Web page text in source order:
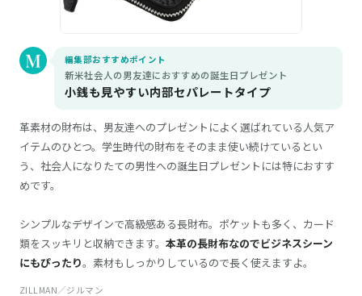
編集部おすすめポイント
新米社会人の男友達におすすめの誕生日プレゼント
小銭も見やすい内部セパレートタイプ
革素材の財布は、男友達へのプレゼントによく選ばれている人気ア
イテムのひとつ。学生時代の財布をそのまま使い続けているとい
う、社会人になりたての男性への誕生日プレゼントには特におすす
めです。
シンプルなデザインで高級感ある長財布。ポケットも多く、カード
類をスッキリと収納できます。 本革の長財布なのでビジネスシーン
にもぴったり。素材もしっかりしているので長く使えますよ。
ZILLMAN／ジルマン